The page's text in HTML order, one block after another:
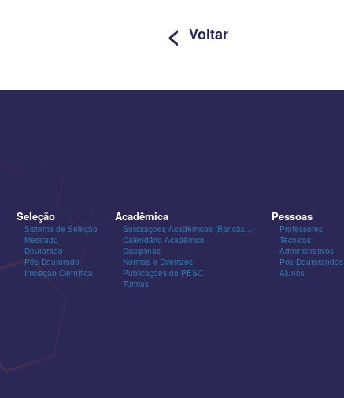
< Voltar
Seleção
Sistema de Seleção
Mestrado
Doutorado
Pós-Doutorado
Iniciação Científica
Acadêmica
Solicitações Acadêmicas (Bancas...)
Calendário Acadêmico
Disciplinas
Normas e Diretrizes
Publicações do PESC
Turmas
Pessoas
Professores
Técnicos-
Administrativos
Pós-Doutorandos
Alunos